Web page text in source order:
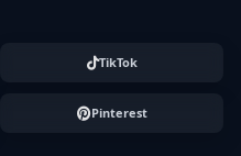
TikTok
Pinterest